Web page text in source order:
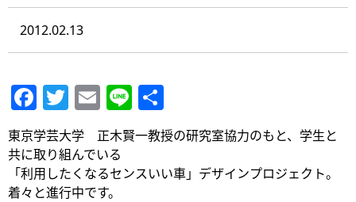
2012.02.13
Facebook
Twitter
Email
Line
有
東京学芸大学 正木賢一教授の研究室協力のもと、学生と
共に取り組んでいる
「利用したくなるセンスいい車」デザインプロジェクト。
着々と進行中です。